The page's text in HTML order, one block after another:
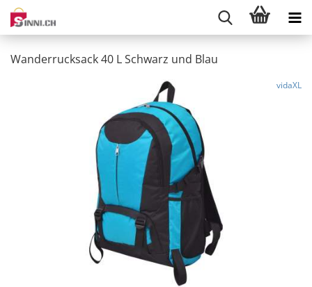
Wanderrucksack 40 L Schwarz und Blau
vidaXL